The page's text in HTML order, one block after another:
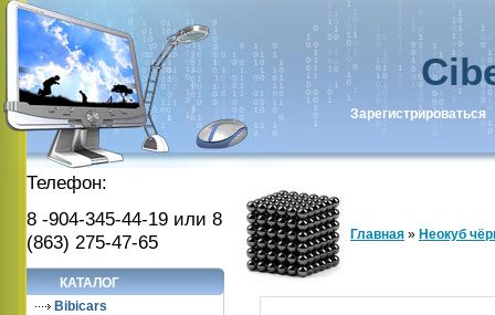
Зарегистрироваться
Телефон:
8 -904-345-44-19 или 8
(863) 275-47-65
КАТАЛОГ
Bibicars
Главная » Неокуб